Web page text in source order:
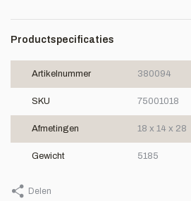
Productspecificaties
Artikelnummer 380094
SKU 75001018
Afmetingen 18 x 14 x 28
Gewicht 5185
Delen